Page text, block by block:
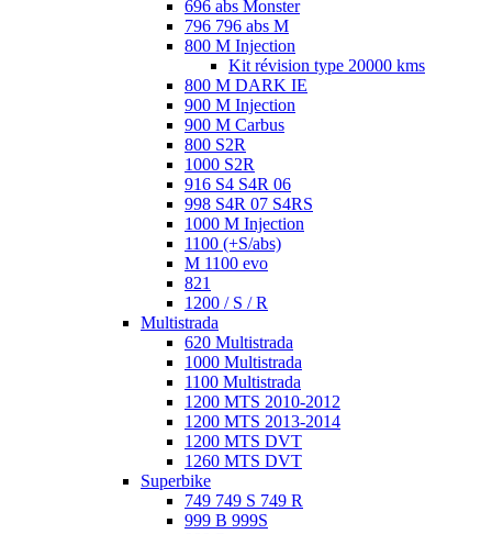
696 abs Monster
796 796 abs M
800 M Injection
Kit révision type 20000 kms
800 M DARK IE
900 M Injection
900 M Carbus
800 S2R
1000 S2R
916 S4 S4R 06
998 S4R 07 S4RS
1000 M Injection
1100 (+S/abs)
M 1100 evo
821
1200 / S / R
Multistrada
620 Multistrada
1000 Multistrada
1100 Multistrada
1200 MTS 2010-2012
1200 MTS 2013-2014
1200 MTS DVT
1260 MTS DVT
Superbike
749 749 S 749 R
999 B 999S